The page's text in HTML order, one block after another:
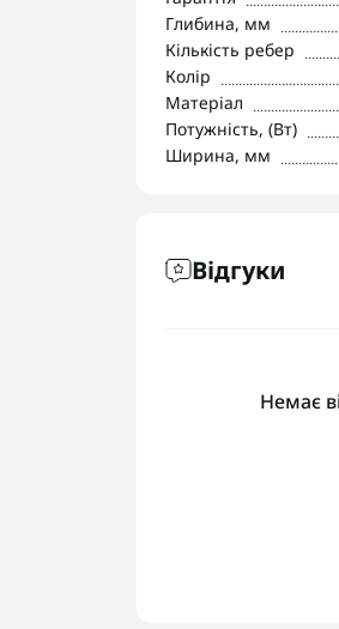
Глибина, мм
Кількість ребер
Колір
Матеріал
Потужність, (Вт)
Ширина, мм
Відгуки
Немає